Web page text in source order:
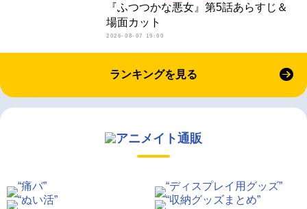
『ふつつかな悪女』第5話あらすじ＆
場面カット
2026-08-07 19:00
ランキングを見る